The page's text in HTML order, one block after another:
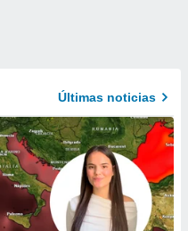
Últimas noticias